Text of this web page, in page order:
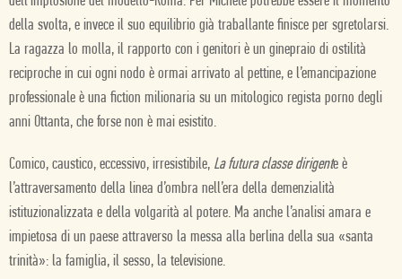
della svolta, e invece il suo equilibrio già traballante finisce per sgretolarsi.
La ragazza lo molla, il rapporto con i genitori è un ginepraio di ostilità
reciproche in cui ogni nodo è ormai arrivato al pettine, e l’emancipazione
professionale è una fiction milionaria su un mitologico regista porno degli
anni Ottanta, che forse non è mai esistito.
Comico, caustico, eccessivo, irresistibile, La futura classe dirigente è
l’attraversamento della linea d’ombra nell’era della demenzialità
istituzionalizzata e della volgarità al potere. Ma anche l’analisi amara e
impietosa di un paese attraverso la messa alla berlina della sua «santa
trinità»: la famiglia, il sesso, la televisione.